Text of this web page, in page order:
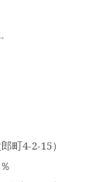
町4-2-15）